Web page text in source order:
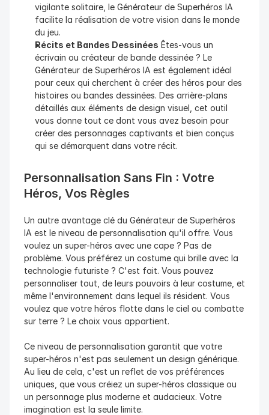
vigilante solitaire, le Générateur de Superhéros IA
facilite la réalisation de votre vision dans le monde
du jeu.
Récits et Bandes Dessinées Êtes-vous un
écrivain ou créateur de bande dessinée ? Le
Générateur de Superhéros IA est également idéal
pour ceux qui cherchent à créer des héros pour des
histoires ou bandes dessinées. Des arrière-plans
détaillés aux éléments de design visuel, cet outil
vous donne tout ce dont vous avez besoin pour
créer des personnages captivants et bien conçus
qui se démarquent dans votre récit.
Personnalisation Sans Fin : Votre
Héros, Vos Règles
Un autre avantage clé du Générateur de Superhéros
IA est le niveau de personnalisation qu'il offre. Vous
voulez un super-héros avec une cape ? Pas de
problème. Vous préférez un costume qui brille avec la
technologie futuriste ? C'est fait. Vous pouvez
personnaliser tout, de leurs pouvoirs à leur costume, et
même l'environnement dans lequel ils résident. Vous
voulez que votre héros flotte dans le ciel ou combatte
sur terre ? Le choix vous appartient.
Ce niveau de personnalisation garantit que votre
super-héros n'est pas seulement un design générique.
Au lieu de cela, c'est un reflet de vos préférences
uniques, que vous créiez un super-héros classique ou
un personnage plus moderne et audacieux. Votre
imagination est la seule limite.